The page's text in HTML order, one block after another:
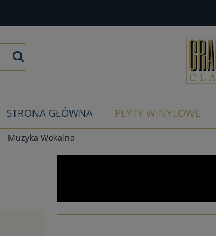
STRONA GŁÓWNA PŁYTY WINYLOWE
Muzyka Wokalna